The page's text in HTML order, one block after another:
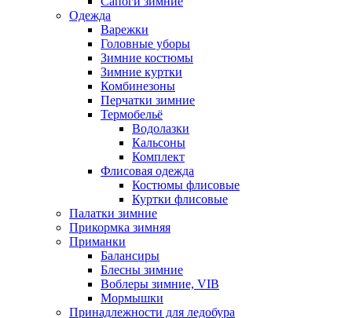
Одежда
Варежки
Головные уборы
Зимние костюмы
Зимние куртки
Комбинезоны
Перчатки зимние
Термобельё
Водолазки
Кальсоны
Комплект
Флисовая одежда
Костюмы флисовые
Куртки флисовые
Палатки зимние
Прикормка зимняя
Приманки
Балансиры
Блесны зимние
Воблеры зимние, VIB
Мормышки
Принадлежности для ледобура